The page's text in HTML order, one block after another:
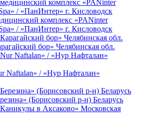
комплекс «PANinter
/ «ПанИнтер» г. Кисловодск
бор» Челябинская обл.
Naftalan» / «Нур Нафталан»
(Борисовский р-н) Беларусь